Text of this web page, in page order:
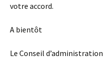
votre accord.
A bientôt
Le Conseil d’administration